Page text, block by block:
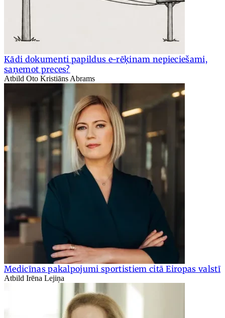
Kādi dokumenti papildus e-rēķinam nepieciešami,
saņemot preces?
Atbild Oto Kristiāns Abrams
Medicīnas pakalpojumi sportistiem citā Eiropas valstī
Atbild Irēna Lejiņa